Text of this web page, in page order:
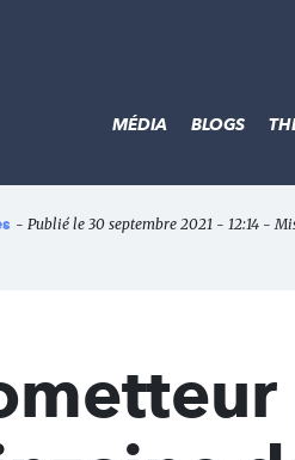
MÉDIA BLOGS
- Publié le 30 septembre 2021 - 12:14 -